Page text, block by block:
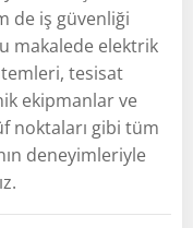
de iş güvenliği
makalede elektrik
tesisat
ekipmanlar ve
noktaları gibi tüm
deneyimleriyle